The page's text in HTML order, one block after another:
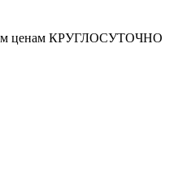
ценам КРУГЛОСУТОЧНО